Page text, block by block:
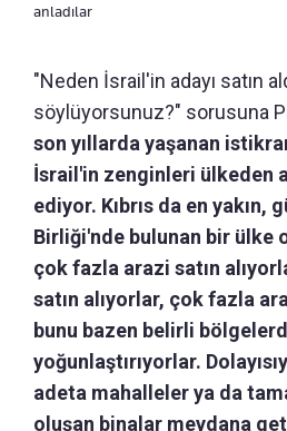
anladılar
"Neden İsrail'in adayı satın
söylüyorsunuz?" sorusuna
son yıllarda yaşanan
İsrail'in zenginleri ülkeden
ediyor. Kıbrıs da en yakın,
Birliği'nde bulunan bir ülke
çok fazla arazi satın
satın alıyorlar, çok fazla
bunu bazen belirli
yoğunlaştırıyorlar.
adeta mahalleler ya da
oluşan binalar meydana